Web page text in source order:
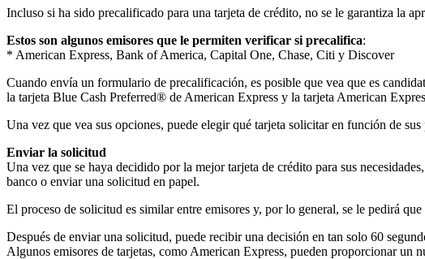
Incluso si ha sido precalificado para una tarjeta de crédito, no se le garantiza la
Estos son algunos emisores que le permiten verificar si precalifica:
* American Express, Bank of America, Capital One, Chase, Citi y Discover
Cuando envía un formulario de precalificación, es posible que vea que es
la tarjeta Blue Cash Preferred® de American Express y la tarjeta American
Una vez que vea sus opciones, puede elegir qué tarjeta solicitar en función de
Enviar la solicitud
Una vez que se haya decidido por la mejor tarjeta de crédito para sus
banco o enviar una solicitud en papel.
El proceso de solicitud es similar entre emisores y, por lo general, se le pedirá
Después de enviar una solicitud, puede recibir una decisión en tan solo 60
Algunos emisores de tarjetas, como American Express, pueden proporcionar un